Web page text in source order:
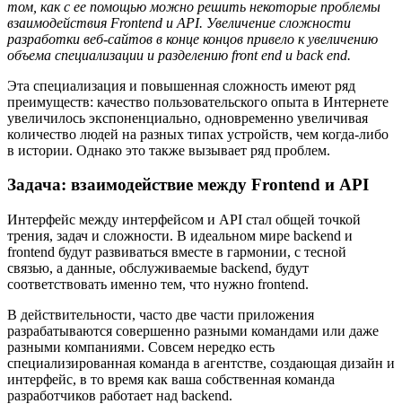
том, как с ее помощью можно решить некоторые проблемы
взаимодействия Frontend и API. Увеличение сложности
разработки веб-сайтов в конце концов привело к увеличению
объема специализации и разделению front end и back end.
Эта специализация и повышенная сложность имеют ряд
преимуществ: качество пользовательского опыта в Интернете
увеличилось экспоненциально, одновременно увеличивая
количество людей на разных типах устройств, чем когда-либо
в истории. Однако это также вызывает ряд проблем.
Задача: взаимодействие между Frontend и API
Интерфейс между интерфейсом и API стал общей точкой
трения, задач и сложности. В идеальном мире backend и
frontend будут развиваться вместе в гармонии, с тесной
связью, а данные, обслуживаемые backend, будут
соответствовать именно тем, что нужно frontend.
В действительности, часто две части приложения
разрабатываются совершенно разными командами или даже
разными компаниями. Совсем нередко есть
специализированная команда в агентстве, создающая дизайн и
интерфейс, в то время как ваша собственная команда
разработчиков работает над backend.